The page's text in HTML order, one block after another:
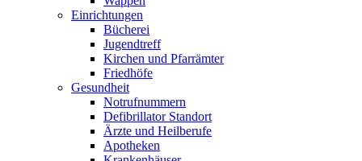
Einrichtungen
Bücherei
Jugendtreff
Kirchen und Pfarrämter
Friedhöfe
Gesundheit
Notrufnummern
Defibrillator Standort
Ärzte und Heilberufe
Apotheken